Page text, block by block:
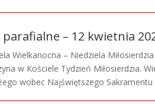
parafialne – 12 kwietnia
Wielkanocna – Niedziela
w Kościele Tydzień Miłosierdzia.
wobec Najświętszego